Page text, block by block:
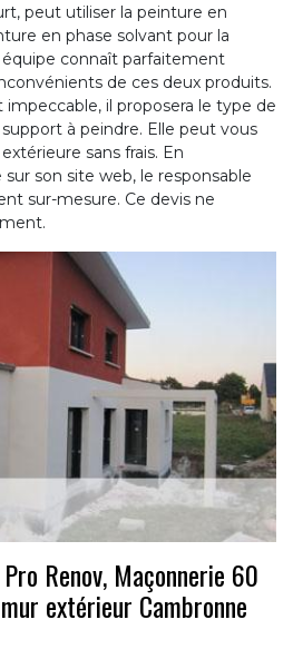
peut utiliser la peinture en
en phase solvant pour la
connaît parfaitement
de ces deux produits.
impeccable, il proposera le type de
à peindre. Elle peut vous
sans frais. En
son site web, le responsable
sur-mesure. Ce devis ne
Renov, Maçonnerie 60
extérieur Cambronne